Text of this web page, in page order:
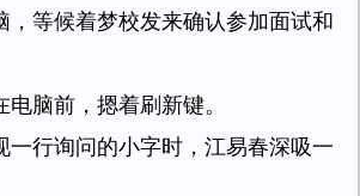
，等候着梦校发来确认参加面试和
脑前，摁着刷新键。
一行询问的小字时，江易春深吸一